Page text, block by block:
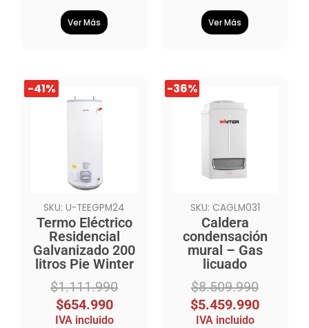
Ver Más Ver Más
-41%
-41%
SKU: U-TEEGPM24
Termo Eléctrico
Residencial
Galvanizado 200
litros Pie Winter
$1.111.990
El
precio
$654.990
El
precio
IVA incluido
-36%
SKU: CAGLM031
Caldera
condensación
mural – Gas
licuado
$8.509.990
El
precio
$8.509.990.
$5.459.990
El
precio
$5.459.990.
IVA incluido